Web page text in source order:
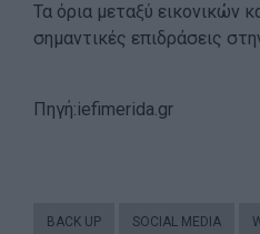
Τα όρια μεταξύ εικονικών
σημαντικές επιδράσεις
Πηγή:iefimerida.gr
BACK UP SOCIAL MEDIA